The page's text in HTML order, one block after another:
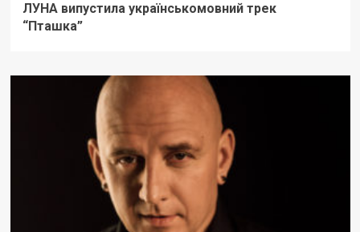
ЛУНА випустила українськомовний трек
“Пташка”